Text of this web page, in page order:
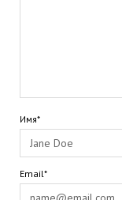
Имя*
Email*